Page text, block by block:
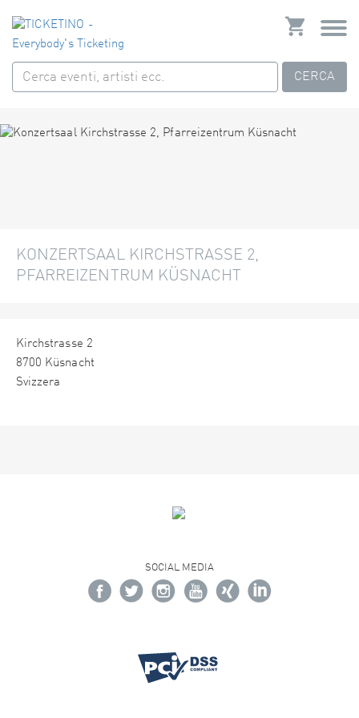
CERCA
KONZERTSAAL KIRCHSTRASSE 2,
PFARREIZENTRUM KÜSNACHT
Kirchstrasse 2
8700 Küsnacht
Svizzera
SOCIAL MEDIA